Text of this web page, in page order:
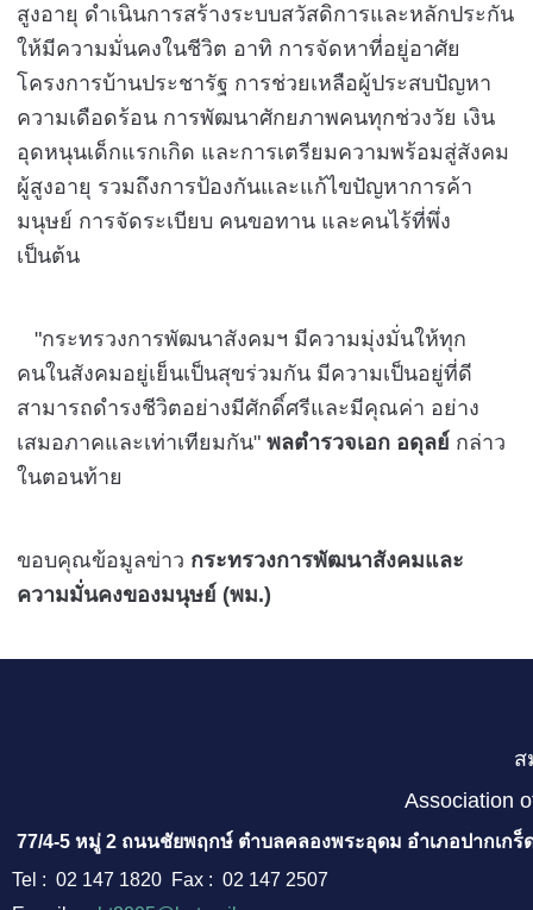
สูงอายุ ดำเนินการสร้างระบบสวัสดิการและหลักประกัน
ให้มีความมั่นคงในชีวิต อาทิ การจัดหาที่อยู่อาศัย
โครงการบ้านประชารัฐ การช่วยเหลือผู้ประสบปัญหา
ความเดือดร้อน การพัฒนาศักยภาพคนทุกช่วงวัย เงิน
อุดหนุนเด็กแรกเกิด และการเตรียมความพร้อมสู่สังคม
ผู้สูงอายุ รวมถึงการป้องกันและแก้ไขปัญหาการค้า
มนุษย์ การจัดระเบียบ คนขอทาน และคนไร้ที่พึ่ง
เป็นต้น
"กระทรวงการพัฒนาสังคมฯ มีความมุ่งมั่นให้ทุก
คนในสังคมอยู่เย็นเป็นสุขร่วมกัน มีความเป็นอยู่ที่ดี
สามารถดำรงชีวิตอย่างมีศักดิ์ศรีและมีคุณค่า อย่าง
เสมอภาคและเท่าเทียมกัน"พลตำรวจเอก อดุลย์ กล่าว
ในตอนท้าย
ขอบคุณข้อมูลข่าว กระทรวงการพัฒนาสังคมและ
ความมั่นคงของมนุษย์ (พม.)
ส
Association
77/4-5 หมู่ 2 ถนนชัยพฤกษ์ ตำบลคลองพระอุดม อำเภอปากเกร็
Tel : 02 147 1820 Fax : 02 147 2507